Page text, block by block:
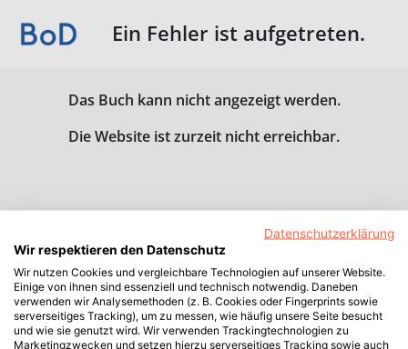
Ein Fehler ist aufgetreten.
Das Buch kann nicht angezeigt werden.
Die Website ist zurzeit nicht erreichbar.
Datenschutzerklärung
Wir respektieren den Datenschutz
Wir nutzen Cookies und vergleichbare Technologien auf unserer Website.
Einige von ihnen sind essenziell und technisch notwendig. Daneben
verwenden wir Analysemethoden (z. B. Cookies oder Fingerprints sowie
serverseitiges Tracking), um zu messen, wie häufig unsere Seite besucht
und wie sie genutzt wird. Wir verwenden Trackingtechnologien zu
Marketingzwecken und setzen hierzu serverseitiges Tracking sowie auch